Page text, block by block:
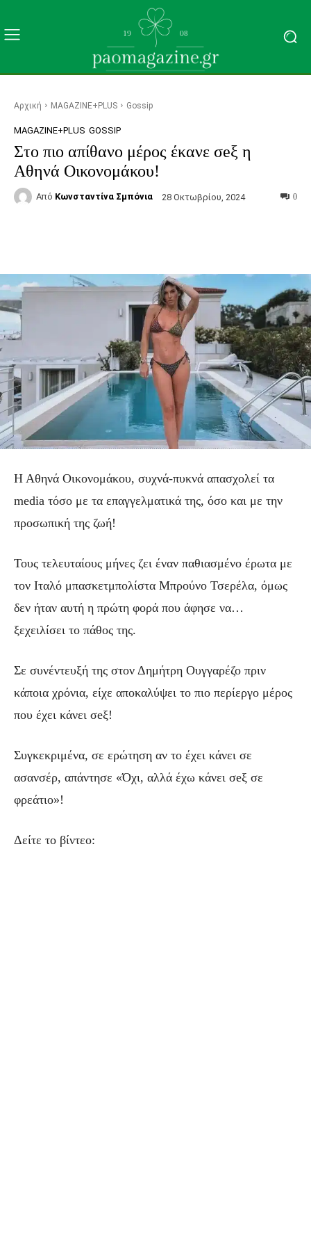
Αρχική MAGAZINE+PLUS Gossip
MAGAZINE+PLUS GOSSIP
Στο πιο απίθανο μέρος έκανε σeξ η
Αθηνά Οικονομάκου!
Από Κωνσταντίνα Σμπόνια 28 Οκτωβρίου, 2024 0
Η Αθηνά Οικονομάκου, συχνά-πυκνά απασχολεί τα
media τόσο με τα επαγγελματικά της, όσο και με την
προσωπική της ζωή!
Τους τελευταίους μήνες ζει έναν παθιασμένο έρωτα με
τον Ιταλό μπασκετμπολίστα Μπρούνο Τσερέλα, όμως
δεν ήταν αυτή η πρώτη φορά που άφησε να…
ξεχειλίσει το πάθος της.
Σε συνέντευξή της στον Δημήτρη Ουγγαρέζο πριν
κάποια χρόνια, είχε αποκαλύψει το πιο περίεργο μέρος
που έχει κάνει σeξ!
Συγκεκριμένα, σε ερώτηση αν το έχει κάνει σε
ασανσέρ, απάντησε «Όχι, αλλά έχω κάνει σeξ σε
φρεάτιο»!
Δείτε το βίντεο: